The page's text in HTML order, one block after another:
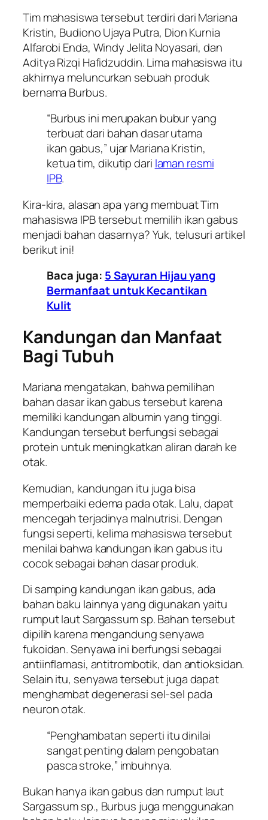
Tim mahasiswa tersebut terdiri dari Mariana
Kristin, Budiono Ujaya Putra, Dion Kurnia
Alfarobi Enda, Windy Jelita Noyasari, dan
Aditya Rizqi Hafidzuddin. Lima mahasiswa itu
akhirnya meluncurkan sebuah produk
bernama Burbus.
“Burbus ini merupakan bubur yang
terbuat dari bahan dasar utama
ikan gabus,” ujar Mariana Kristin,
ketua tim, dikutip dari laman resmi
IPB.
Kira-kira, alasan apa yang membuat Tim
mahasiswa IPB tersebut memilih ikan gabus
menjadi bahan dasarnya? Yuk, telusuri artikel
berikut ini!
Baca juga: 5 Sayuran Hijau yang
Bermanfaat untuk Kecantikan
Kulit
Kandungan dan Manfaat
Bagi Tubuh
Mariana mengatakan, bahwa pemilihan
bahan dasar ikan gabus tersebut karena
memiliki kandungan albumin yang tinggi.
Kandungan tersebut berfungsi sebagai
protein untuk meningkatkan aliran darah ke
otak.
Kemudian, kandungan itu juga bisa
memperbaiki edema pada otak. Lalu, dapat
mencegah terjadinya malnutrisi. Dengan
fungsi seperti, kelima mahasiswa tersebut
menilai bahwa kandungan ikan gabus itu
cocok sebagai bahan dasar produk.
Di samping kandungan ikan gabus, ada
bahan baku lainnya yang digunakan yaitu
rumput laut Sargassum sp. Bahan tersebut
dipilih karena mengandung senyawa
fukoidan. Senyawa ini berfungsi sebagai
antiinflamasi, antitrombotik, dan antioksidan.
Selain itu, senyawa tersebut juga dapat
menghambat degenerasi sel-sel pada
neuron otak.
“Penghambatan seperti itu dinilai
sangat penting dalam pengobatan
pasca stroke,” imbuhnya.
Bukan hanya ikan gabus dan rumput laut
Sargassum sp., Burbus juga menggunakan